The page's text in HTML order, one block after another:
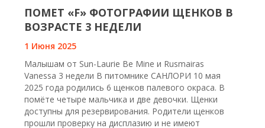
ПОМЕТ «F» ФОТОГРАФИИ ЩЕНКОВ В
ВОЗРАСТЕ 3 НЕДЕЛИ
1 Июня 2025
Малышам от Sun-Laurie Be Mine и Rusmairas
Vanessa 3 недели В питомнике САНЛОРИ 10 мая
2025 года родились 6 щенков палевого окраса. В
помёте четыре мальчика и две девочки. Щенки
доступны для резервирования. Родители щенков
прошли проверку на дисплазию и не имеют